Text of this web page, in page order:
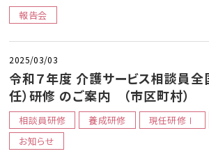
報告会
2025/03/03
令和７年度 介護サービス相談員全
任）研修 のご案内 （市区町村）
相談員研修 養成研修 現任研修Ⅰ
お知らせ